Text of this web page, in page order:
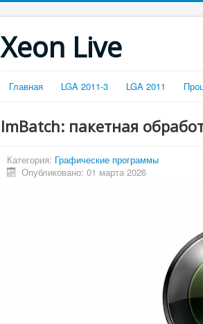
Xeon Live
Главная LGA 2011-3 LGA 2011
ImBatch: пакетная
Категория: Графические программы
Опубликовано: 01 марта 2026